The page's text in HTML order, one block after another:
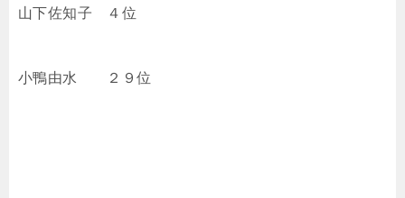
山下佐知子 ４位
小鴨由水 ２９位